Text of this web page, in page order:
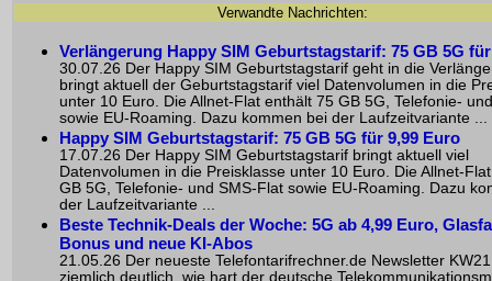
Verwandte Nachrichten:
Verlängerung Happy SIM Geburtstagstarif: 75 GB 5G
30.07.26 Der Happy SIM Geburtstagstarif geht in die
bringt aktuell der Geburtstagstarif viel Datenvolumen in die
unter 10 Euro. Die Allnet-Flat enthält 75 GB 5G, Telefonie-
sowie EU-Roaming. Dazu kommen bei der Laufzeitvariante ...
Happy SIM Geburtstagstarif: 75 GB 5G für 9,99 Euro
17.07.26 Der Happy SIM Geburtstagstarif bringt aktuell viel
Datenvolumen in die Preisklasse unter 10 Euro. Die Allnet-
GB 5G, Telefonie- und SMS-Flat sowie EU-Roaming. Dazu
der Laufzeitvariante ...
Beste Technik-Deals der Woche: 5G ab 4,99 Euro,
Bonus und neue KI-Abos
21.05.26 Der neueste Telefontarifrechner.de Newsletter
ziemlich deutlich, wie hart der deutsche